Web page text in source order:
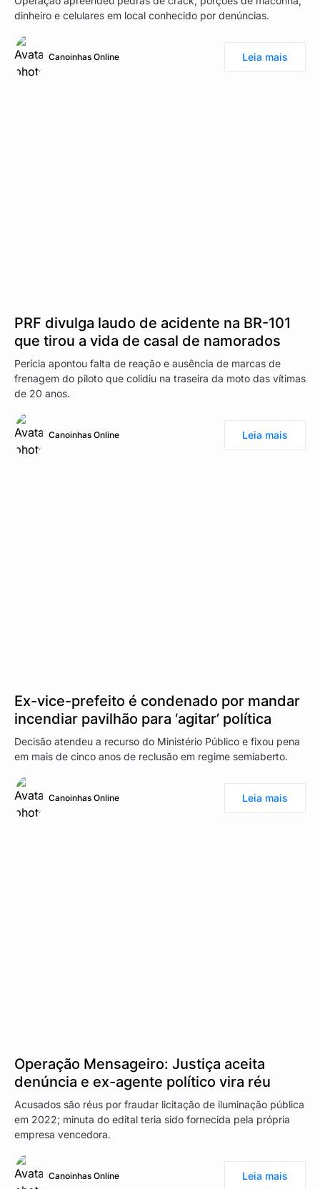
dinheiro e celulares em local conhecido por denúncias.
Canoinhas Online Leia mais
PRF divulga laudo de acidente na BR-101
que tirou a vida de casal de namorados
Perícia apontou falta de reação e ausência de marcas de
frenagem do piloto que colidiu na traseira da moto das vítimas
de 20 anos.
Canoinhas Online Leia mais
Ex-vice-prefeito é condenado por mandar
incendiar pavilhão para ‘agitar’ política
Decisão atendeu a recurso do Ministério Público e fixou pena
em mais de cinco anos de reclusão em regime semiaberto.
Canoinhas Online Leia mais
Operação Mensageiro: Justiça aceita
denúncia e ex-agente político vira réu
Acusados são réus por fraudar licitação de iluminação pública
em 2022; minuta do edital teria sido fornecida pela própria
empresa vencedora.
Canoinhas Online Leia mais